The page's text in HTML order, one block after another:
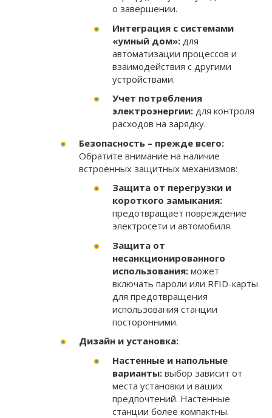
о завершении.
Интеграция с системами
«умный дом»: для
автоматизации процессов и
взаимодействия с другими
устройствами.
Учет потребления
электроэнергии: для контроля
расходов на зарядку.
Безопасность – прежде всего:
Обратите внимание на наличие
встроенных защитных механизмов:
Защита от перегрузки и
короткого замыкания:
предотвращает повреждение
электросети и автомобиля.
Защита от
несанкционированного
использования: может
включать пароли или RFID-карты
для предотвращения
использования станции
посторонними.
Дизайн и установка:
Настенные и напольные
варианты: выбор зависит от
места установки и ваших
предпочтений. Настенные
станции более компактны.